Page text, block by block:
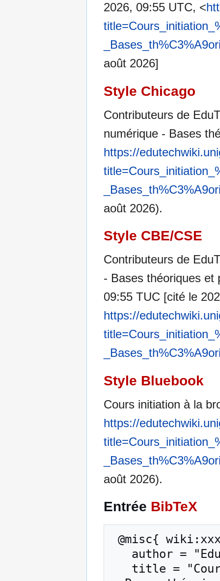
2026, 09:55 UTC, <
août 2026]
Style Chicago
Contributeurs de
numérique - Bases
https://
août 2026).
Style CBE/CSE
Contributeurs de
- Bases théoriques et
09:55 TUC [cité le
https://
Style Bluebook
Cours initiation à la
https://
août 2026).
Entrée BibTeX